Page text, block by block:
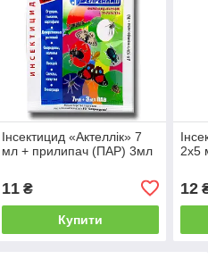
Інсектицид «Актеллік» 7
мл + прилипач (ПАР) 3мл
11₴
Купити
2х5
12